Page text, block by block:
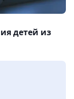
детей из